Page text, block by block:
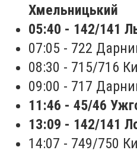
Хмельницький
05:40 - 142/141
07:05 - 722
08:30 - 715/716
09:00 - 717
11:46 - 45/46
13:09 - 142/141
14:07 - 749/750